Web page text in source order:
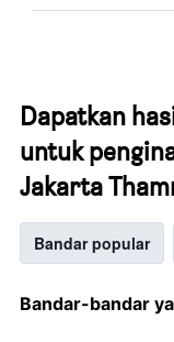
Dapatkan
untuk
Jakarta
Bandar popular
Bandar-bandar